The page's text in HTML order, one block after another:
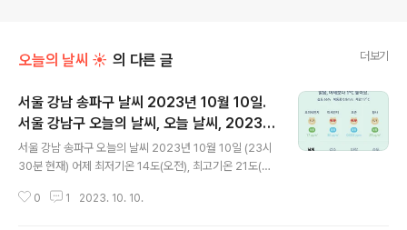
오늘의 날씨 ☀ 의 다른 글 더보기
서울 강남 송파구 날씨 2023년 10월 10일.
서울 강남구 오늘의 날씨, 오늘 날씨, 2023 1
010, 초미세먼지, 미세먼지, 황사, 자외선
서울 강남 송파구 오늘의 날씨 2023년 10월 10일 (23시
30분 현재) 어제 최저기온 14도(오전), 최고기온 21도(낮)
도 낮은 최저기온, 어제보다 2도 높은 최고기온입니다 아
0 1 2023. 10. 10.